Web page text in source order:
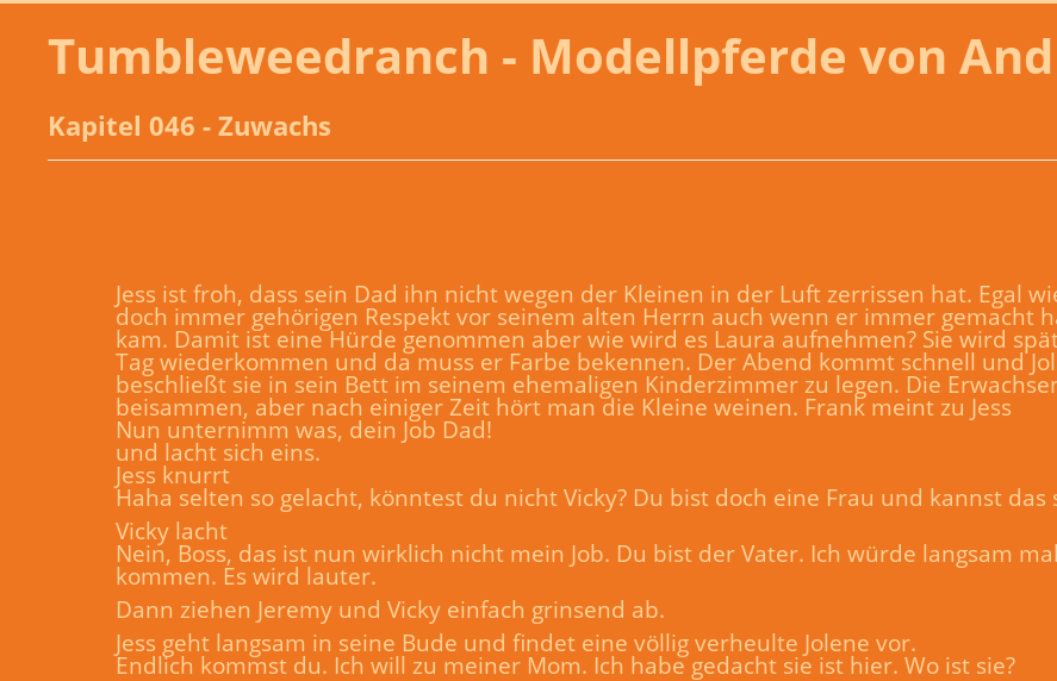
Tumbleweedranch - Modellpferde von
Kapitel 046 - Zuwachs
Jess ist froh, dass sein Dad ihn nicht wegen der Kleinen in der Luft zerrissen hat. Egal
doch immer gehörigen Respekt vor seinem alten Herrn auch wenn er immer gemacht
kam. Damit ist eine Hürde genommen aber wie wird es Laura aufnehmen? Sie wird
Tag wiederkommen und da muss er Farbe bekennen. Der Abend kommt schnell und
beschließt sie in sein Bett im seinem ehemaligen Kinderzimmer zu legen. Die
beisammen, aber nach einiger Zeit hört man die Kleine weinen. Frank meint zu Jess
Nun unternimm was, dein Job Dad!
und lacht sich eins.
Jess knurrt
Haha selten so gelacht, könntest du nicht Vicky? Du bist doch eine Frau und kannst das
Vicky lacht
Nein, Boss, das ist nun wirklich nicht mein Job. Du bist der Vater. Ich würde langsam
kommen. Es wird lauter.
Dann ziehen Jeremy und Vicky einfach grinsend ab.
Jess geht langsam in seine Bude und findet eine völlig verheulte Jolene vor.
Endlich kommst du. Ich will zu meiner Mom. Ich habe gedacht sie ist hier. Wo ist sie?